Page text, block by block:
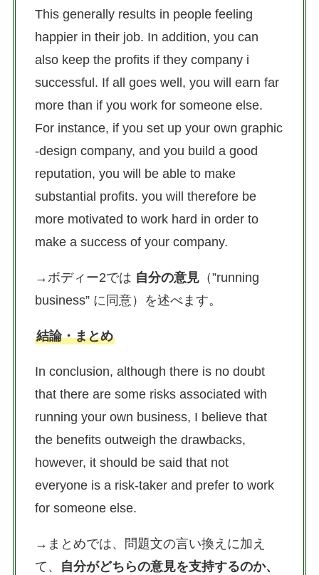
This generally results in people feeling
happier in their job. In addition, you can
also keep the profits if they company i
successful. If all goes well, you will earn far
more than if you work for someone else.
For instance, if you set up your own graphic
-design company, and you build a good
reputation, you will be able to make
substantial profits. you will therefore be
more motivated to work hard in order to
make a success of your company.
→ボディー2では 自分の意見（”running
business” に同意）を述べます。
結論・まとめ
In conclusion, although there is no doubt
that there are some risks associated with
running your own business, I believe that
the benefits outweigh the drawbacks,
however, it should be said that not
everyone is a risk-taker and prefer to work
for someone else.
→まとめでは、問題文の言い換えに加え
て、
自分がどちらの意見を支持するのか、